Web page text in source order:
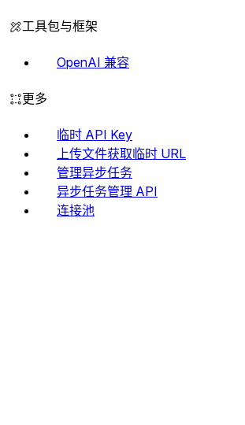
工具包与框架
OpenAI 兼容
更多
临时 API Key
上传文件获取临时 URL
管理异步任务
异步任务管理 API
连接池